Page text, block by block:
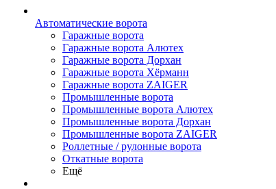
Автоматические ворота
Гаражные ворота
Гаражные ворота Алютех
Гаражные ворота Дорхан
Гаражные ворота Хёрманн
Гаражные ворота ZAIGER
Промышленные ворота
Промышленные ворота Алютех
Промышленные ворота Дорхан
Промышленные ворота ZAIGER
Роллетные / рулонные ворота
Откатные ворота
Ещё